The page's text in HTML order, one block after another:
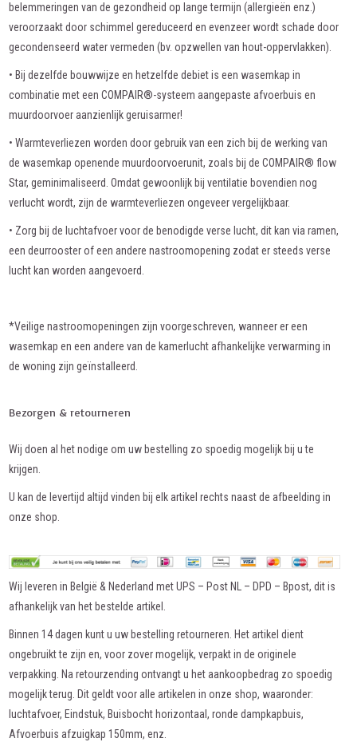
belemmeringen van de gezondheid op lange termijn (allergieën enz.)
veroorzaakt door schimmel gereduceerd en evenzeer wordt schade door
gecondenseerd water vermeden (bv. opzwellen van hout-oppervlakken).
• Bij dezelfde bouwwijze en hetzelfde debiet is een wasemkap in
combinatie met een COMPAIR®-systeem aangepaste afvoerbuis en
muurdoorvoer aanzienlijk geruisarmer!
• Warmteverliezen worden door gebruik van een zich bij de werking van
de wasemkap openende muurdoorvoerunit, zoals bij de COMPAIR® flow
Star, geminimaliseerd. Omdat gewoonlijk bij ventilatie bovendien nog
verlucht wordt, zijn de warmteverliezen ongeveer vergelijkbaar.
• Zorg bij de luchtafvoer voor de benodigde verse lucht, dit kan via ramen,
een deurrooster of een andere nastroomopening zodat er steeds verse
lucht kan worden aangevoerd.
*Veilige nastroomopeningen zijn voorgeschreven, wanneer er een
wasemkap en een andere van de kamerlucht afhankelijke verwarming in
de woning zijn geïnstalleerd.
Bezorgen & retourneren
Wij doen al het nodige om uw bestelling zo spoedig mogelijk bij u te
krijgen.
U kan de levertijd altijd vinden bij elk artikel rechts naast de afbeelding in
onze shop.
Wij leveren in België & Nederland met UPS – Post NL – DPD – Bpost, dit is
afhankelijk van het bestelde artikel.
Binnen 14 dagen kunt u uw bestelling retourneren. Het artikel dient
ongebruikt te zijn en, voor zover mogelijk, verpakt in de originele
verpakking. Na retourzending ontvangt u het aankoopbedrag zo spoedig
mogelijk terug. Dit geldt voor alle artikelen in onze shop, waaronder:
luchtafvoer, Eindstuk, Buisbocht horizontaal, ronde dampkapbuis,
Afvoerbuis afzuigkap 150mm, enz.